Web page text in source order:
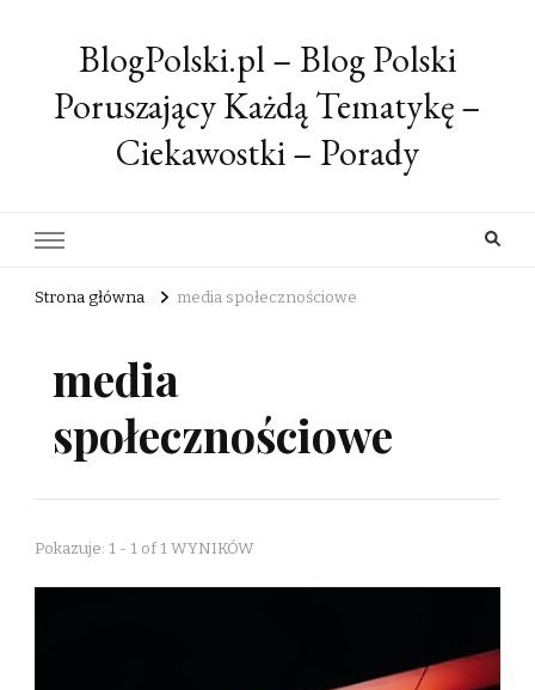
BlogPolski.pl – Blog Polski
Poruszający Każdą Tematykę –
Ciekawostki – Porady
Strona główna media społecznościowe
media
społecznościowe
Pokazuje: 1 - 1 of 1 WYNIKÓW